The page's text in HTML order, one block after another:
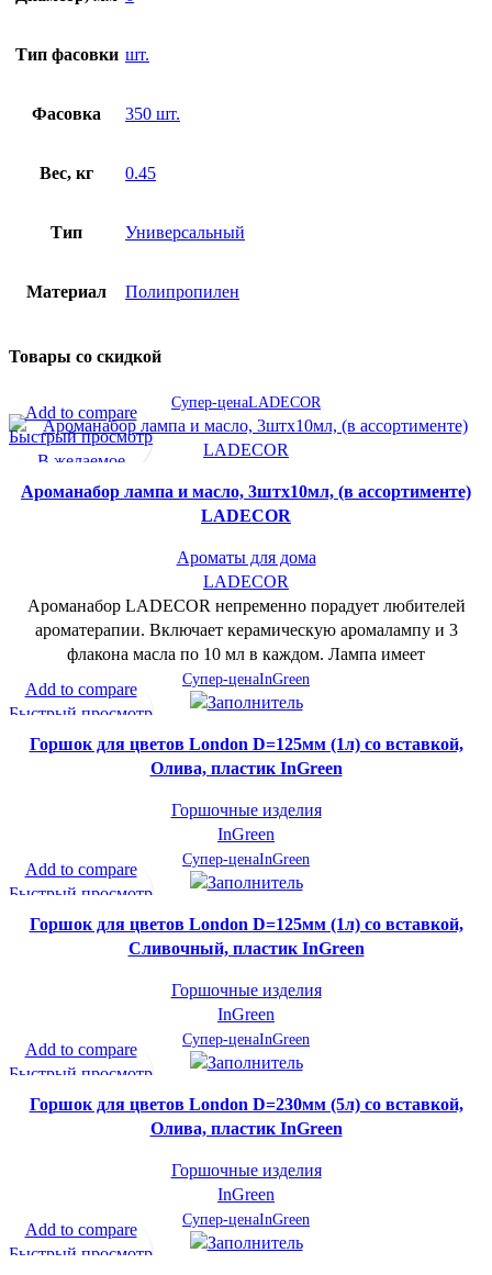
Тип фасовки шт.
Фасовка 350 шт.
Вес, кг 0.45
Тип Универсальный
Материал Полипропилен
Товары со скидкой
Супер-ценаLADECOR
Add to compare
Быстрый просмотр
В желаемое
Ароманабор лампа и масло, 3штx10мл, (в ассортименте)
LADECOR
Ароматы для дома
LADECOR
Ароманабор LADECOR непременно порадует любителей
ароматерапии. Включает керамическую аромалампу и 3
флакона масла по 10 мл в каждом. Лампа имеет
Супер-ценаInGreen
Add to compare
Быстрый просмотр
В желаемое
Горшок для цветов London D=125мм (1л) со вставкой,
Олива, пластик InGreen
Горшочные изделия
InGreen
Супер-ценаInGreen
Add to compare
Быстрый просмотр
В желаемое
Горшок для цветов London D=125мм (1л) со вставкой,
Сливочный, пластик InGreen
Горшочные изделия
InGreen
Супер-ценаInGreen
Add to compare
Быстрый просмотр
В желаемое
Горшок для цветов London D=230мм (5л) со вставкой,
Олива, пластик InGreen
Горшочные изделия
InGreen
Супер-ценаInGreen
Add to compare
Быстрый просмотр